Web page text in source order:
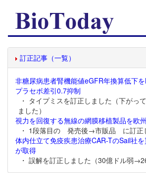
訂正記事（一覧）
非糖尿病患者腎機能値eGFR年換算低下
プラセボ差引0.7抑制
・ タイプミスを訂正しました（下がっ
ました）
視力を回復する無線の網膜移植製品を欧
・ 1段落目の 発売後→市販品 に訂正
体内仕立て免疫疾患治療CAR-TのSail社
が取得
・ 誤解を訂正しました（30億ドル弱